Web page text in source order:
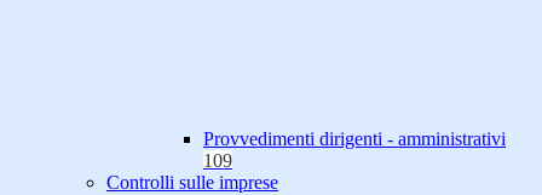
Provvedimenti dirigenti - amministrativi
109
Controlli sulle imprese